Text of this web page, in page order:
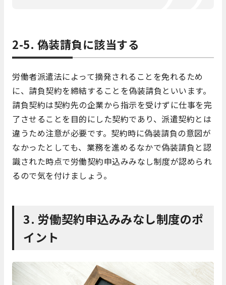
2-5. 偽装請負に該当する
労働者派遣法によって摘発されることを免れるため
に、請負契約を締結することを偽装請負といいます。
請負契約は契約先の企業から指示を受けずに仕事を完
了させることを目的にした契約であり、派遣契約とは
違うため注意が必要です。契約時に偽装請負の意図が
なかったとしても、業務を進めるなかで偽装請負と認
識された時点で労働契約申込みみなし制度が認められ
るので気を付けましょう。
3. 労働契約申込みみなし制度のポ
イント